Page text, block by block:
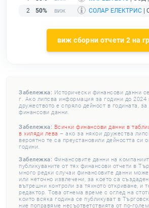
2
50% СОЛАР ЕЛЕКТРИС |
виж сборни отчети 2 на
Забележка: Исторически финансови данни
г. Ако липсва информация за години до 2024
дружеството е спряло дейност в годината,
финансови данни.
Забележка: Всички финансови данни в
в хиляди лева – ако за някои дружества
вероятно те са преустановили дейността си
години.
Забележка: Финансовите данни на
публикуваните от тях финансови отчети в
много редки случаи финансовите данни
или неточно извлечени, за което са
вътрешни контроли за тяхното откриване, и
редактор. Това отнема време с оглед на
които всяка година се публикуват в
ние поправяме несъответствията от по-